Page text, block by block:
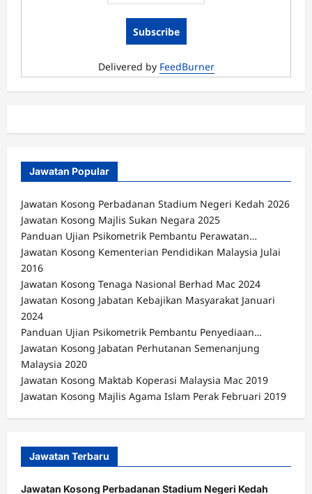
Delivered by FeedBurner
Jawatan Popular
Jawatan Kosong Perbadanan Stadium Negeri Kedah 2026
Jawatan Kosong Majlis Sukan Negara 2025
Panduan Ujian Psikometrik Pembantu Perawatan…
Jawatan Kosong Kementerian Pendidikan Malaysia Julai
2016
Jawatan Kosong Tenaga Nasional Berhad Mac 2024
Jawatan Kosong Jabatan Kebajikan Masyarakat Januari
2024
Panduan Ujian Psikometrik Pembantu Penyediaan…
Jawatan Kosong Jabatan Perhutanan Semenanjung
Malaysia 2020
Jawatan Kosong Maktab Koperasi Malaysia Mac 2019
Jawatan Kosong Majlis Agama Islam Perak Februari 2019
Jawatan Terbaru
Jawatan Kosong Perbadanan Stadium Negeri Kedah